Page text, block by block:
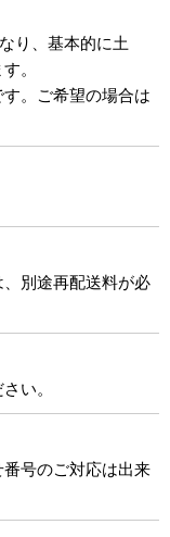
り、基本的に土
。
。ご希望の場合は
別途再配送料が必
い。
号のご対応は出来